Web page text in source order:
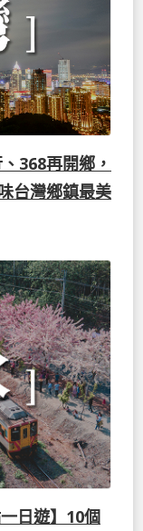
368再開鄉，
台灣鄉鎮最美
日遊】10個